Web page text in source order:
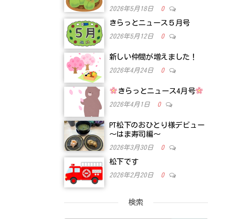
2026年5月18日 0
きらっとニュース５月号
2026年5月12日 0
新しい仲間が増えました！
2026年4月24日 0
きらっとニュース4月号
2026年4月1日 0
PT松下のおひとり様デビュー
～はま寿司編～
2026年3月30日 0
松下です
2026年2月20日 0
検索